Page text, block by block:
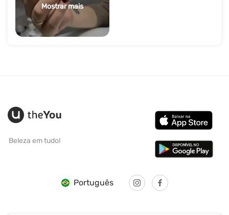
Mostrar mais
Beleza em tudo!
Português